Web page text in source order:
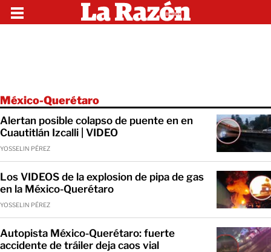
México-Querétaro
Alertan posible colapso de puente en en
Cuautitlán Izcalli | VIDEO
YOSSELIN PÉREZ
Los VIDEOS de la explosion de pipa de gas
en la México-Querétaro
YOSSELIN PÉREZ
Autopista México-Querétaro: fuerte
accidente de tráiler deja caos vial